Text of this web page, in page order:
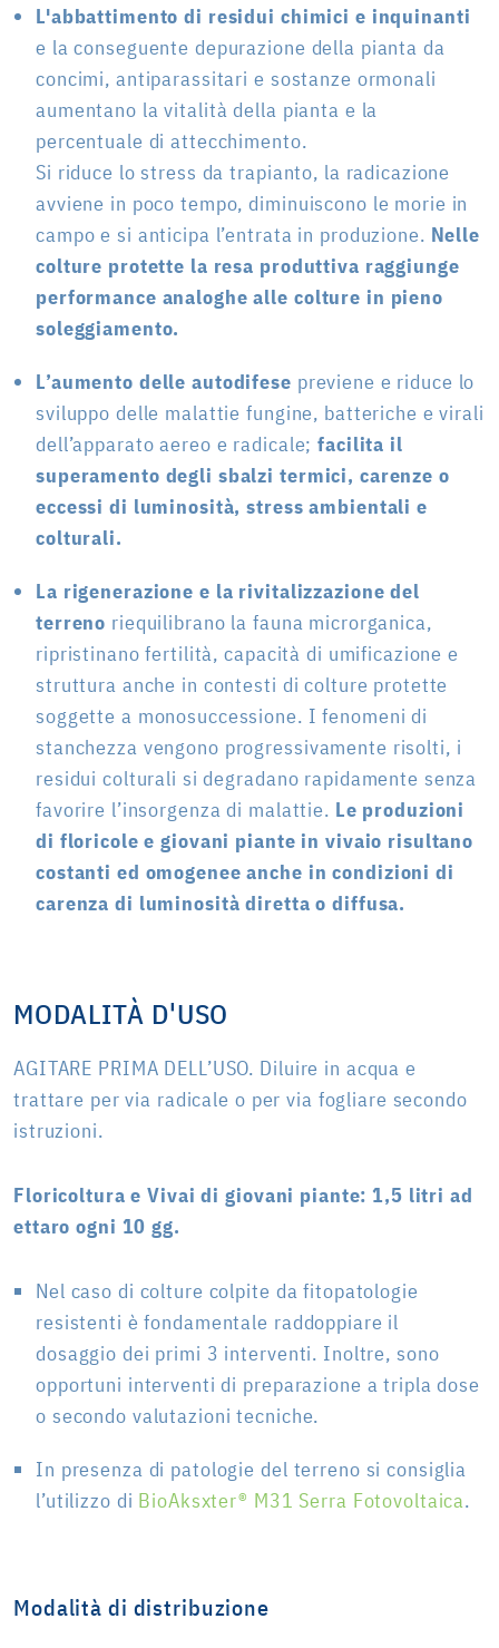
L'abbattimento di residui chimici e inquinanti
e la conseguente depurazione della pianta da
concimi, antiparassitari e sostanze ormonali
aumentano la vitalità della pianta e la
percentuale di attecchimento.
Si riduce lo stress da trapianto, la radicazione
avviene in poco tempo, diminuiscono le morie in
campo e si anticipa l’entrata in produzione. Nelle
colture protette la resa produttiva raggiunge
performance analoghe alle colture in pieno
soleggiamento.
L’aumento delle autodifese previene e riduce lo
sviluppo delle malattie fungine, batteriche e virali
dell’apparato aereo e radicale;facilita il
superamento degli sbalzi termici, carenze o
eccessi di luminosità, stress ambientali e
colturali.
La rigenerazione e la rivitalizzazione del
terreno riequilibrano la fauna microrganica,
ripristinano fertilità, capacità di umificazione e
struttura anche in contesti di colture protette
soggette a monosuccessione. I fenomeni di
stanchezza vengono progressivamente risolti, i
residui colturali si degradano rapidamente senza
favorire l’insorgenza di malattie. Le produzioni
di floricole e giovani piante in vivaio risultano
costanti ed omogenee anche in condizioni di
carenza di luminosità diretta o diffusa.
MODALITÀ D'USO
AGITARE PRIMA DELL’USO. Diluire in acqua e
trattare per via radicale o per via fogliare secondo
istruzioni.
Floricoltura e Vivai di giovani piante: 1,5 litri ad
ettaro ogni 10 gg.
Nel caso di colture colpite da fitopatologie
resistenti è fondamentale raddoppiare il
dosaggio dei primi 3 interventi. Inoltre, sono
opportuni interventi di preparazione a tripla dose
o secondo valutazioni tecniche.
In presenza di patologie del terreno si consiglia
l’utilizzo di BioAksxter® M31 Serra Fotovoltaica.
Modalità di distribuzione